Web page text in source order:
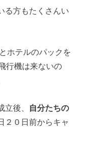
る方もたくさんい
ホテルのパックを
行機は来ないの
後、 自分たちの
２０日前からキャ